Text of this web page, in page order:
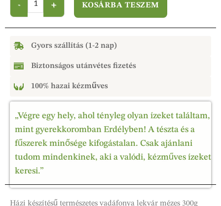
KOSÁRBA TESZEM
Gyors szállítás (1-2 nap)
Biztonságos utánvétes fizetés
100% hazai kézműves
„Végre egy hely, ahol tényleg olyan ízeket találtam,
mint gyerekkoromban Erdélyben! A tészta és a
fűszerek minősége kifogástalan. Csak ajánlani
tudom mindenkinek, aki a valódi, kézműves ízeket
keresi.”
Házi készítésű természetes vadáfonya lekvár mézes 300g